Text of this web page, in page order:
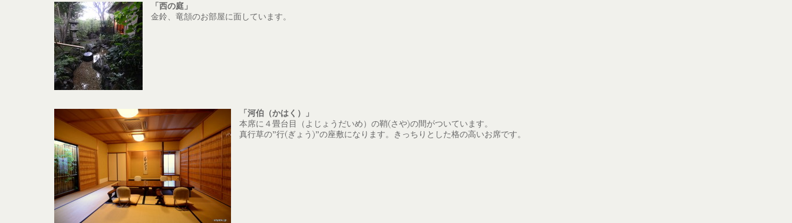
「西の庭」
金鈴、竜頷のお部屋に面しています。
「河伯（かはく）」
本席に４畳台目（よじょうだいめ）の鞘(さや)の間がついています。
真行草の”行(ぎょう)”の座敷になります。きっちりとした格の高いお席です。